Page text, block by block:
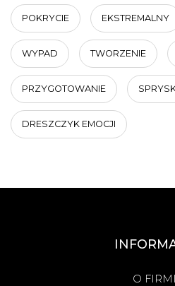
POKRYCIE EKSTREMALNY
WYPAD TWORZENIE
PRZYGOTOWANIE
DRESZCZYK EMOCJI
O